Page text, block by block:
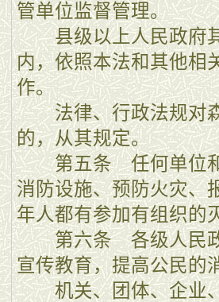
管单位监督管理。
县级以上人民政府其
内，依照本法和其他相
作。
法律、行政法规对森
的，从其规定。
第五条 任何单位和
消防设施、预防火灾、
年人都有参加有组织的
第六条 各级人民政
宣传教育，提高公民的
机关、团体、企业、